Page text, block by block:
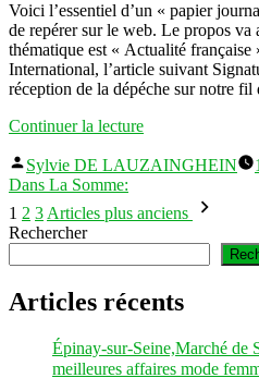
Voici l’essentiel d’un « papier
de repérer sur le web. Le propos va
thématique est « Actualité
International, l’article suivant
réception de la dépéche sur notre
Continuer la lecture« Informations
Drones,
conseillers
iraniens…
Cuba
prépare
riposte
cas
d’attaque
Publié
par
Sylvie DE LAUZAINGHEIN
Dans La Somme:
Pagination
des
publications
1 2 3 Articles plus anciens
Rechercher
Articles récents
Épinay-sur-Seine,Marché de
meilleures affaires mode